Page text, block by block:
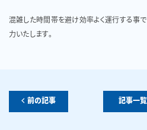
混雑した時間帯を避け効率よく運行する事
力いたします。
前の記事 記事一覧